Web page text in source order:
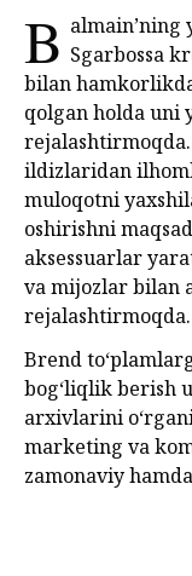
B Sgarbossa
bilan
qolgan holda uni
ildizlaridan
muloqotni
oshirishni
aksessuarlar
va mijozlar bilan
rejalashtirmoqda.
Brend
bog‘liqlik berish
arxivlarini
marketing va
zamonaviy